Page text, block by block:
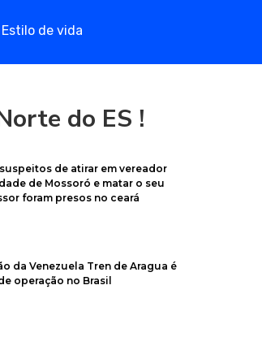
Estilo de vida
do ES !
de atirar em vereador
de Mossoró e matar o seu
foram presos no ceará
da Venezuela Tren de Aragua é
operação no Brasil